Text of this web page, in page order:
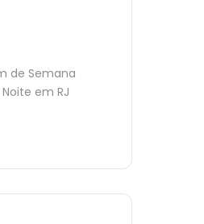
de Semana
em RJ